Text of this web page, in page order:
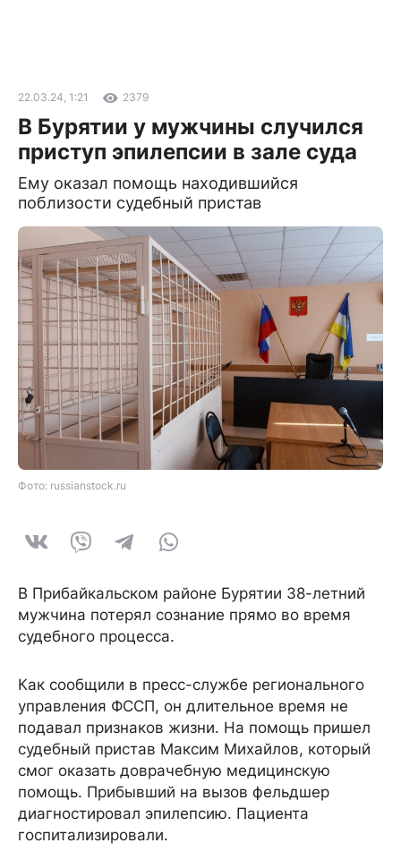
22.03.24, 1:21 2379
В Бурятии у мужчины случился
приступ эпилепсии в зале суда
Ему оказал помощь находившийся
поблизости судебный пристав
Фото: russianstock.ru
В Прибайкальском районе Бурятии 38-летний
мужчина потерял сознание прямо во время
судебного процесса.
Как сообщили в пресс-службе регионального
управления ФССП, он длительное время не
подавал признаков жизни. На помощь пришел
судебный пристав Максим Михайлов, который
смог оказать доврачебную медицинскую
помощь. Прибывший на вызов фельдшер
диагностировал эпилепсию. Пациента
госпитализировали.